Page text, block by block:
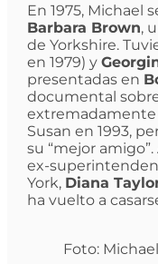
En 1975, Michael
Barbara Brown,
de Yorkshire.
en 1979) y
presentadas en
documental
extremadamente
Susan en 1993,
su “mejor
ex-
York, Diana
ha vuelto a
Foto: